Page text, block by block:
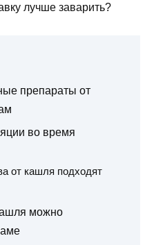
лучше заварить?
препараты от
во время
от кашля подходят
можно